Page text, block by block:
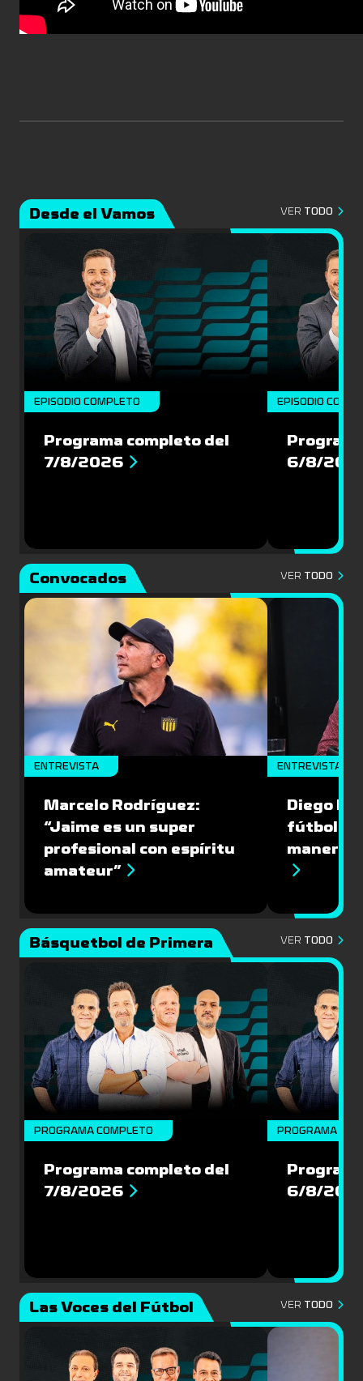
Desde el Vamos VER TODO
EPISODIO COMPLETO
Programa completo del
7/8/2026
EPISODIO
6/8/
Convocados VER TODO
ENTREVISTA
Marcelo Rodríguez:
“Jaime es un super
profesional con espíritu
amateur”
ENTREVISTA
Diego
fútbol
manera
Básquetbol de Primera VER TODO
PROGRAMA COMPLETO
Programa completo del
7/8/2026
PROGRAMA
6/8/
Las Voces del Fútbol VER TODO